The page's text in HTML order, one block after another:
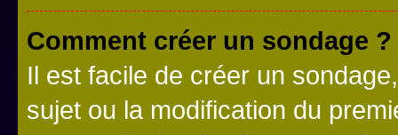
Comment créer un sondage ?
Il est facile de créer un
sujet ou la modification du